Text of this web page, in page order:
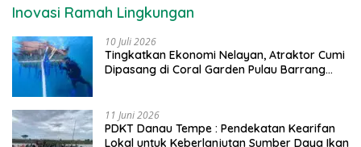
Inovasi Ramah Lingkungan
10 Juli 2026
Tingkatkan Ekonomi Nelayan, Atraktor Cumi
Dipasang di Coral Garden Pulau Barrang
11 Juni 2026
PDKT Danau Tempe : Pendekatan Kearifan
Lokal untuk Keberlanjutan Sumber Daya Ikan